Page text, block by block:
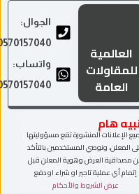
العالمية
للمقاولات
العامة
الجوال:
0570157040
واتساب:
0570157040
هام
الإعلانات المنشورة تقع مسؤوليتها
المعلن، ونوصي المستخدمين بالتأكد
مصداقية العرض وهوية المعلن قبل
إتمام أي عملية تاجير او شراء او دفع
عرض الشروط والأحكام